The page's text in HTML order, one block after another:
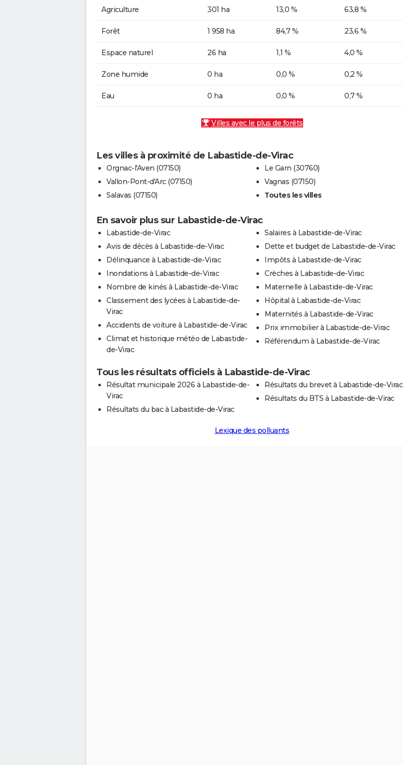
Agriculture 301 ha 13,0 % 63,8 %
Forêt 1 958 ha 84,7 % 23,6 %
Espace naturel 26 ha 1,1 % 4,0 %
Zone humide 0 ha 0,0 % 0,2 %
Eau 0 ha 0,0 % 0,7 %
Villes avec le plus de forêts
Les villes à proximité de Labastide-de-Virac
Orgnac-l'Aven (07150)
Vallon-Pont-d'Arc (07150)
Salavas (07150)
Le Garn (30760)
Vagnas (07150)
Toutes les villes
En savoir plus sur Labastide-de-Virac
Labastide-de-Virac
Avis de décès à Labastide-de-Virac
Délinquance à Labastide-de-Virac
Inondations à Labastide-de-Virac
Nombre de kinés à Labastide-de-Virac
Classement des lycées à Labastide-de-
Virac
Accidents de voiture à Labastide-de-Virac
Climat et historique météo de Labastide-
de-Virac
Salaires à Labastide-de-Virac
Dette et budget de Labastide-de-Virac
Impôts à Labastide-de-Virac
Crèches à Labastide-de-Virac
Maternelle à Labastide-de-Virac
Hôpital à Labastide-de-Virac
Maternités à Labastide-de-Virac
Prix immobilier à Labastide-de-Virac
Référendum à Labastide-de-Virac
Tous les résultats officiels à Labastide-de-Virac
Résultat municipale 2026 à Labastide-de-
Virac
Résultats du bac à Labastide-de-Virac
Résultats du brevet à Labastide-de-Virac
Résultats du BTS à Labastide-de-Virac
Lexique des polluants